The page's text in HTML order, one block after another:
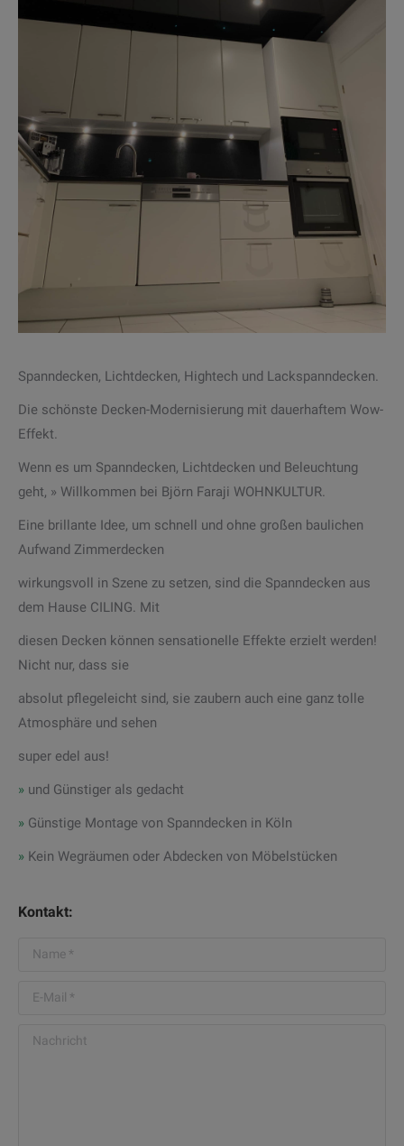
Spanndecken, Lichtdecken, Hightech und Lackspanndecken.
Die schönste Decken-Modernisierung mit dauerhaftem Wow-
Effekt.
Wenn es um Spanndecken, Lichtdecken und Beleuchtung
geht, » Willkommen bei Björn Faraji WOHNKULTUR.
Eine brillante Idee, um schnell und ohne großen baulichen
Aufwand Zimmerdecken
wirkungsvoll in Szene zu setzen, sind die Spanndecken aus
dem Hause CILING. Mit
diesen Decken können sensationelle Effekte erzielt werden!
Nicht nur, dass sie
absolut pflegeleicht sind, sie zaubern auch eine ganz tolle
Atmosphäre und sehen
super edel aus!
» und Günstiger als gedacht
» Günstige Montage von Spanndecken in Köln
» Kein Wegräumen oder Abdecken von Möbelstücken
Kontakt:
Name *
E-Mail *
Nachricht